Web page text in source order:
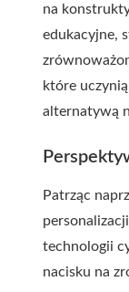
na
edukacyjne,
które uczynią
alternatywą
Patrząc
technologii
nacisku na